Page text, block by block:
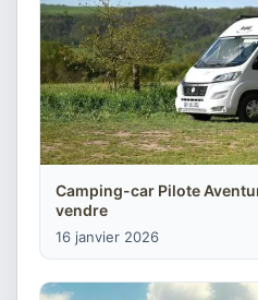
Camping-car Pilote
vendre
16 janvier 2026